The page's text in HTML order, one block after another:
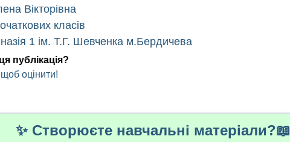
Вікторівна
класів
1 ім. Т.Г. Шевченка м.Бердичева
публікація?
щоб оцінити!
✨ Створюєте навчальні матеріали?📖